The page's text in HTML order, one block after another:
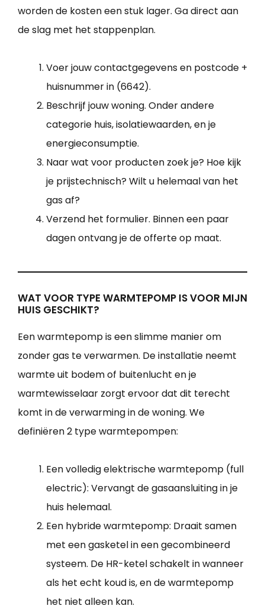
worden de kosten een stuk lager. Ga direct aan
de slag met het stappenplan.
Voer jouw contactgegevens en postcode +
huisnummer in (6642).
Beschrijf jouw woning. Onder andere
categorie huis, isolatiewaarden, en je
energieconsumptie.
Naar wat voor producten zoek je? Hoe kijk
je prijstechnisch? Wilt u helemaal van het
gas af?
Verzend het formulier. Binnen een paar
dagen ontvang je de offerte op maat.
WAT VOOR TYPE WARMTEPOMP IS VOOR MIJN
HUIS GESCHIKT?
Een warmtepomp is een slimme manier om
zonder gas te verwarmen. De installatie neemt
warmte uit bodem of buitenlucht en je
warmtewisselaar zorgt ervoor dat dit terecht
komt in de verwarming in de woning. We
definiëren 2 type warmtepompen:
Een volledig elektrische warmtepomp (full
electric): Vervangt de gasaansluiting in je
huis helemaal.
Een hybride warmtepomp: Draait samen
met een gasketel in een gecombineerd
systeem. De HR-ketel schakelt in wanneer
als het echt koud is, en de warmtepomp
het niet alleen kan.